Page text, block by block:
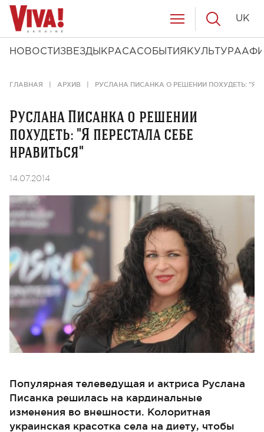
НОВОСТИ ЗВЕЗДЫ КРАСАСОБЫТИЯ КУЛЬТУРА
UK
ГЛАВНАЯ АРХИВ РУСЛАНА ПИСАНКА О РЕШЕНИИ ПОХУДЕТЬ: "Я
Руслана Писанка о решении
похудеть: "Я перестала себе
нравиться"
14.07.2014
Популярная телеведущая и актриса Руслана
Писанка решилась на кардинальные
изменения во внешности. Колоритная
украинская красотка села на диету, чтобы